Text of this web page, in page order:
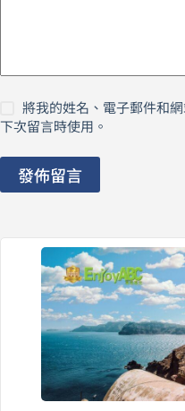
將我的姓名、電子郵件和
下次留言時使用。
發佈留言